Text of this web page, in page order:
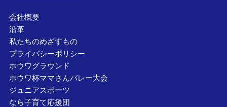
会社概要
沿革
私たちのめざすもの
プライバシーポリシー
ホウワグラウンド
ホウワ杯ママさんバレー大会
ジュニアスポーツ
なら子育て応援団